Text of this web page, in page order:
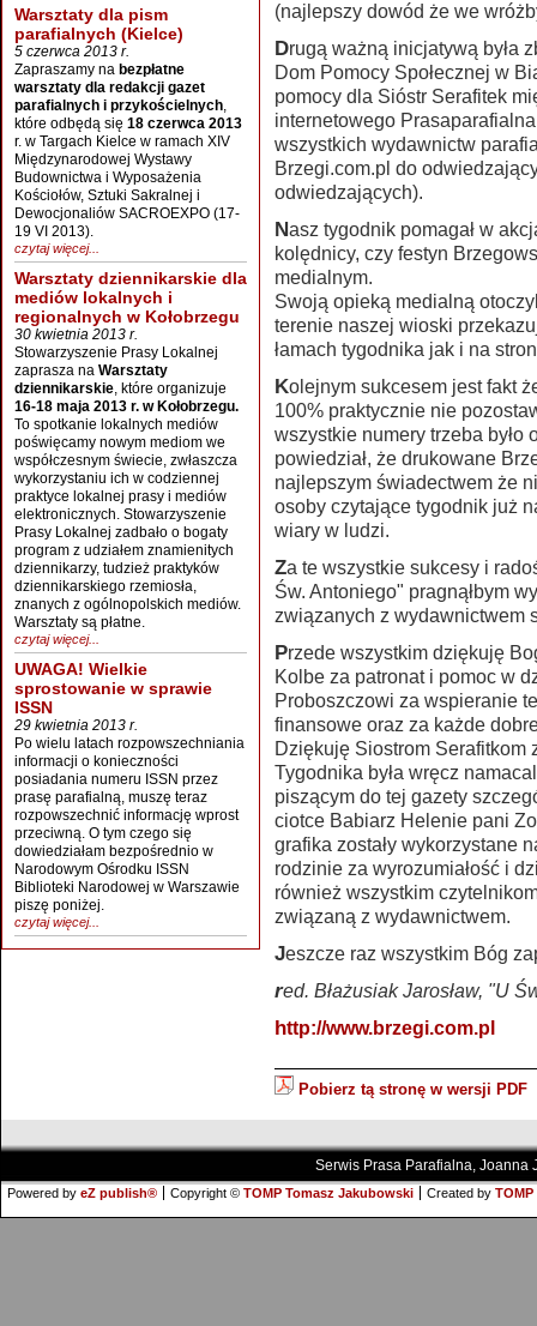
Warsztaty dla pism
parafialnych (Kielce)
5 czerwca 2013 r.
Zapraszamy na bezpłatne
warsztaty dla redakcji gazet
parafialnych i przykościelnych,
które odbędą się 18 czerwca 2013
r. w Targach Kielce w ramach XIV
Międzynarodowej Wystawy
Budownictwa i Wyposażenia
Kościołów, Sztuki Sakralnej i
Dewocjonaliów SACROEXPO (17-
19 VI 2013).
czytaj więcej...
Warsztaty dziennikarskie dla
mediów lokalnych i
regionalnych w Kołobrzegu
30 kwietnia 2013 r.
Stowarzyszenie Prasy Lokalnej
zaprasza na Warsztaty
dziennikarskie, które organizuje
16-18 maja 2013 r. w Kołobrzegu.
To spotkanie lokalnych mediów
poświęcamy nowym mediom we
współczesnym świecie, zwłaszcza
wykorzystaniu ich w codziennej
praktyce lokalnej prasy i mediów
elektronicznych. Stowarzyszenie
Prasy Lokalnej zadbało o bogaty
program z udziałem znamienitych
dziennikarzy, tudzież praktyków
dziennikarskiego rzemiosła,
znanych z ogólnopolskich mediów.
Warsztaty są płatne.
czytaj więcej...
UWAGA! Wielkie
sprostowanie w sprawie
ISSN
29 kwietnia 2013 r.
Po wielu latach rozpowszechniania
informacji o konieczności
posiadania numeru ISSN przez
prasę parafialną, muszę teraz
rozpowszechnić informację wprost
przeciwną. O tym czego się
dowiedziałam bezpośrednio w
Narodowym Ośrodku ISSN
Biblioteki Narodowej w Warszawie
piszę poniżej.
czytaj więcej...
(najlepszy dowód że we
Drugą ważną inicjatywą była zbiórka z okazji Tygodnia Miłosierdzia na
Dom Pomocy Społecznej w
pomocy dla Sióstr Serafitek
internetowego
wszystkich wydawnictw
Brzegi.com.pl do
odwiedzających).
Nasz tygodnik pomagał w akcjach prowadzonych na rzecz szkoły:
kolędnicy, czy festyn
medialnym.
Swoją opieką medialną
terenie naszej wioski
łamach tygodnika jak i na
Kolejnym sukcesem jest fakt że nakład naszego tygodnika rozchodzi się w
100% praktycznie nie
wszystkie numery trzeba było
powiedział, że drukowane
najlepszym świadectwem że
osoby czytające tygodnik już
wiary w ludzi.
Za te wszystkie sukcesy i radości związane z wydawaniem Tygodnika "U
Św. Antoniego" pragnąłbym
związanych z wydawnictwem
Przede wszystkim dziękuję Bogu i świętemu Antoniemu i Maksymilianowi
Kolbe za patronat i pomoc w
Proboszczowi za wspieranie
finansowe oraz za każde
Dziękuję Siostrom Serafitkom
Tygodnika była wręcz
piszącym do tej gazety
ciotce Babiarz Helenie pani
grafika zostały wykorzystane
rodzinie za wyrozumiałość i
również wszystkim
związaną z wydawnictwem.
Jeszcze raz wszystkim Bóg
red. Błażusiak Jarosław, "U
http://www.brzegi.com.pl
Pobierz tą stronę w wersji PDF
Serwis Prasa Parafialna, Joanna
Powered by eZ publish® Copyright © TOMP Tomasz Jakubowski Created by TOMP